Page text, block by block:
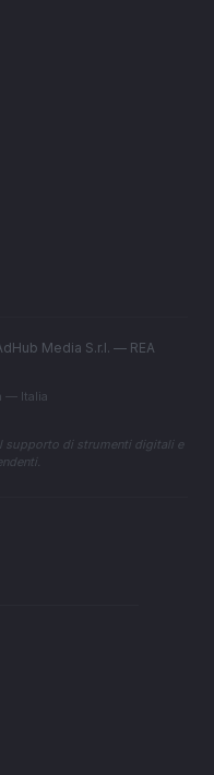
Media S.r.l. — REA
— Italia
supporto di strumenti digitali e